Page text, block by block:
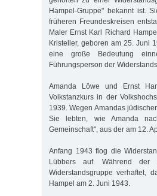
Hampel-Gruppe" bekannt ist.
früheren Freundeskreisen
Maler Ernst Karl Richard
Kristeller, geboren am 25. Juni
eine große Bedeutung
Führungsperson der
Amanda Löwe und Ernst
Volkstanzkurs in der
1939. Wegen Amandas
Sie lebten, wie Amanda
Gemeinschaft", aus der am 12.
Anfang 1943 flog die
Lübbers auf. Während der
Widerstandsgruppe verhaftet,
Hampel am 2. Juni 1943.